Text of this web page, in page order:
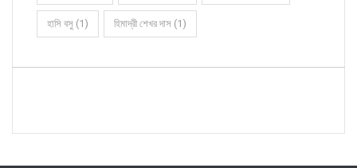
হাসি বসু (1) হিমাদ্রী শেখর দাস (1)